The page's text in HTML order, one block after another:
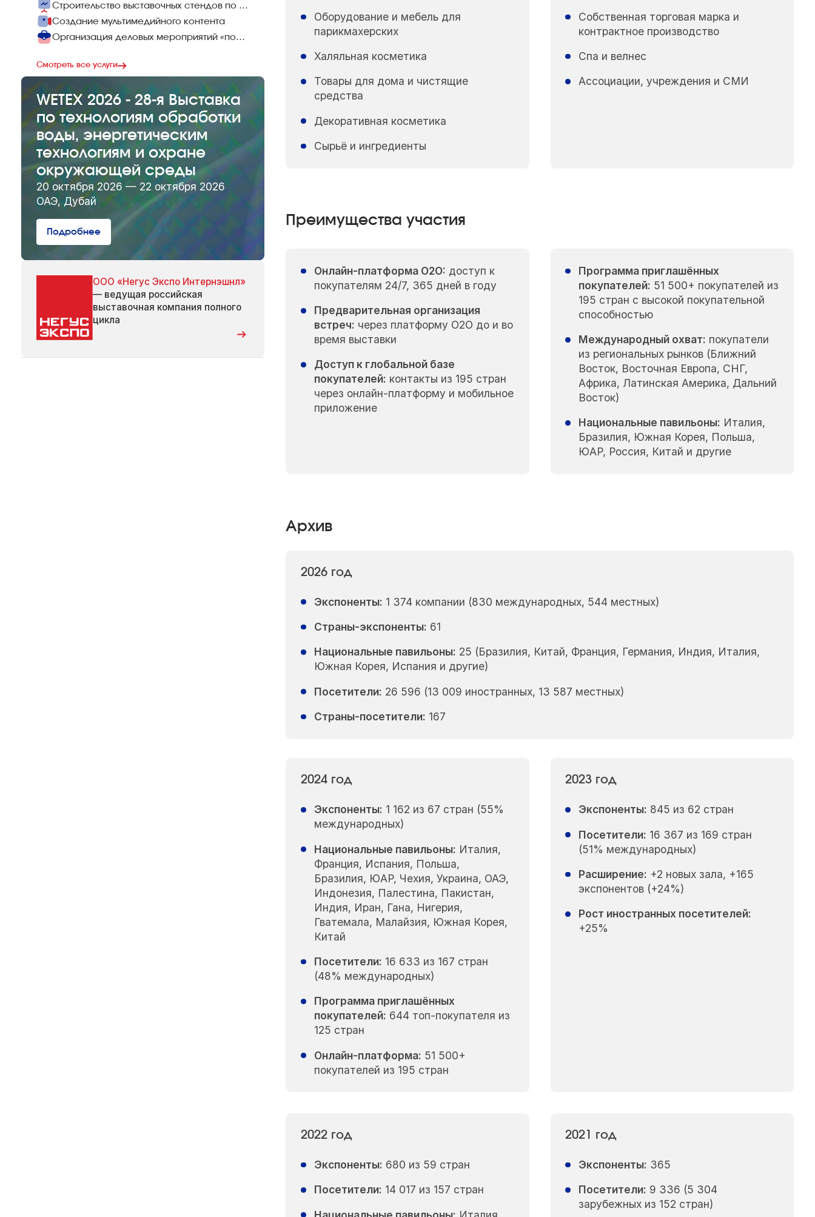
Строительство выставочных стендов по всему миру
Создание мультимедийного контента
Организация деловых мероприятий «под ключ»
Смотреть все услуги
WETEX 2026 - 28-я Выставка
по технологиям обработки
воды, энергетическим
технологиям и охране
окружающей среды
20 октября 2026 — 22 октября 2026
ОАЭ, Дубай
Подробнее
ООО «Негус Экспо Интернэшнл»
— ведущая российская
выставочная компания полного
цикла
Оборудование и мебель для
парикмахерских
Халяльная косметика
Товары для дома и чистящие
средства
Декоративная косметика
Сырьё и ингредиенты
Собственная торговая марка и
контрактное производство
Спа и велнес
Ассоциации, учреждения и СМИ
Преимущества участия
Онлайн-платформа O2O: доступ к
покупателям 24/7, 365 дней в году
Предварительная организация
встреч: через платформу O2O до и во
время выставки
Доступ к глобальной базе
покупателей: контакты из 195 стран
через онлайн-платформу и мобильное
приложение
Программа приглашённых
покупателей: 51 500+ покупателей из
195 стран с высокой покупательной
способностью
Международный охват: покупатели
из региональных рынков (Ближний
Восток, Восточная Европа, СНГ,
Африка, Латинская Америка, Дальний
Восток)
Национальные павильоны: Италия,
Бразилия, Южная Корея, Польша,
ЮАР, Россия, Китай и другие
Архив
2026 год
Экспоненты: 1 374 компании (830 международных, 544 местных)
Страны-экспоненты: 61
Национальные павильоны: 25 (Бразилия, Китай, Франция, Германия, Индия, Италия,
Южная Корея, Испания и другие)
Посетители: 26 596 (13 009 иностранных, 13 587 местных)
Страны-посетители: 167
2024 год
Экспоненты: 1 162 из 67 стран (55%
международных)
Национальные павильоны: Италия,
Франция, Испания, Польша,
Бразилия, ЮАР, Чехия, Украина, ОАЭ,
Индонезия, Палестина, Пакистан,
Индия, Иран, Гана, Нигерия,
Гватемала, Малайзия, Южная Корея,
Китай
Посетители: 16 633 из 167 стран
(48% международных)
Программа приглашённых
покупателей: 644 топ-покупателя из
125 стран
Онлайн-платформа: 51 500+
покупателей из 195 стран
2023 год
Экспоненты: 845 из 62 стран
Посетители: 16 367 из 169 стран
(51% международных)
Расширение: +2 новых зала, +165
экспонентов (+24%)
Рост иностранных посетителей:
+25%
2022 год
Экспоненты: 680 из 59 стран
Посетители: 14 017 из 157 стран
2021 год
Экспоненты: 365
Посетители: 9 336 (5 304
зарубежных из 152 стран)